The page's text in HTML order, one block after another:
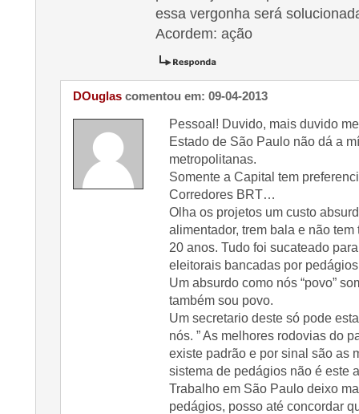
essa vergonha será
Acordem: ação
DOuglas comentou em: 09-04-2013
Pessoal! Duvido, mais duvido
Estado de São Paulo não dá a
metropolitanas.
Somente a Capital tem
Corredores BRT…
Olha os projetos um custo
alimentador, trem bala e não
20 anos. Tudo foi sucateado
eleitorais bancadas por
Um absurdo como nós “povo”
também sou povo.
Um secretario deste só pode
nós. ” As melhores rodovias do
existe padrão e por sinal são as
sistema de pedágios não é este
Trabalho em São Paulo deixo
pedágios, posso até concordar